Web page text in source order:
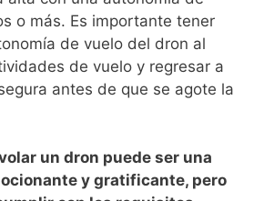
o más. Es importante tener​
de ‍vuelo del⁤ dron al
de vuelo ⁤y ​regresar a
antes de⁣ que‌ se agote la
un ⁣dron puede ser una
y gratificante, pero⁢